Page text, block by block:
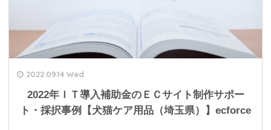
2022.09.14 Wed
2022年ＩＴ導入補助金のＥＣサイト制作サポー
ト・採択事例【犬猫ケア用品（埼玉県）】ecforce